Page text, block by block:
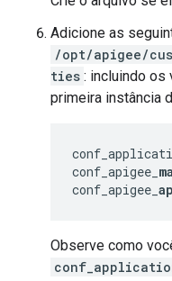
Adicione as
/opt/apigee/
ties : incluindo os
primeira instância
conf_apigee_
conf_apigee_
Observe como